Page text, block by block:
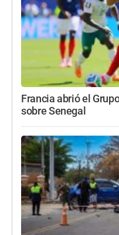
Francia abrió el
sobre Senegal